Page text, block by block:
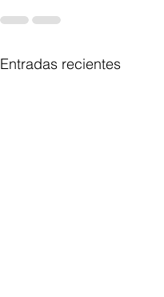
Entradas recientes